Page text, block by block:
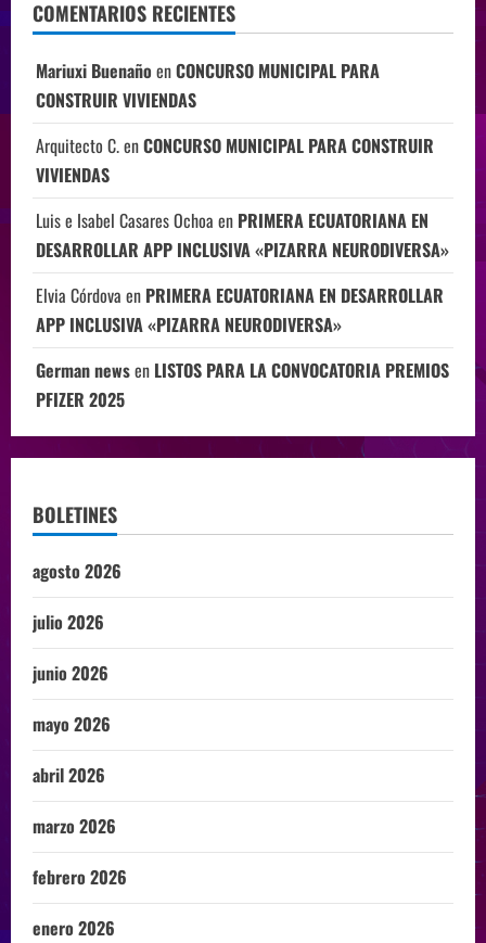
COMENTARIOS RECIENTES
Mariuxi Buenaño enCONCURSO MUNICIPAL PARA
CONSTRUIR VIVIENDAS
Arquitecto C.enCONCURSO MUNICIPAL PARA CONSTRUIR
VIVIENDAS
Luis e Isabel Casares Ochoa en PRIMERA ECUATORIANA EN
DESARROLLAR APP INCLUSIVA «PIZARRA NEURODIVERSA»
Elvia Córdova en PRIMERA ECUATORIANA EN DESARROLLAR
APP INCLUSIVA «PIZARRA NEURODIVERSA»
German newsen LISTOS PARA LA CONVOCATORIA PREMIOS
PFIZER 2025
BOLETINES
agosto 2026
julio 2026
junio 2026
mayo 2026
abril 2026
marzo 2026
febrero 2026
enero 2026